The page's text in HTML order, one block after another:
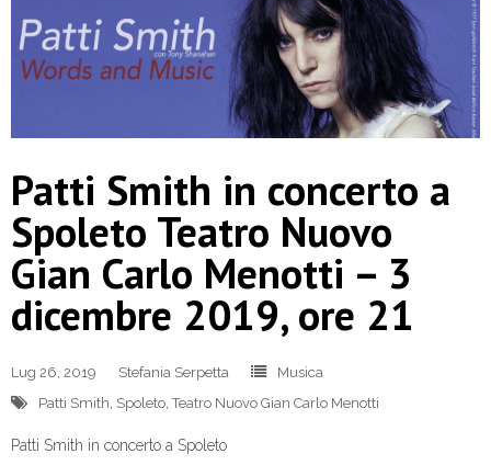
Patti Smith in concerto a
Spoleto Teatro Nuovo
Gian Carlo Menotti – 3
dicembre 2019, ore 21
Lug 26, 2019 Stefania Serpetta
Musica
Patti Smith Spoleto ,Teatro Nuovo Gian Carlo Menotti
Patti Smith in concerto a Spoleto